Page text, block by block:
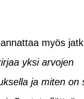
myös
yksi arvojen
ja miten on